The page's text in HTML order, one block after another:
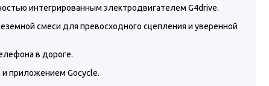
интегрированным электродвигателем G4drive.
смеси для превосходного сцепления и уверенной
в дороге.
приложением Gocycle.